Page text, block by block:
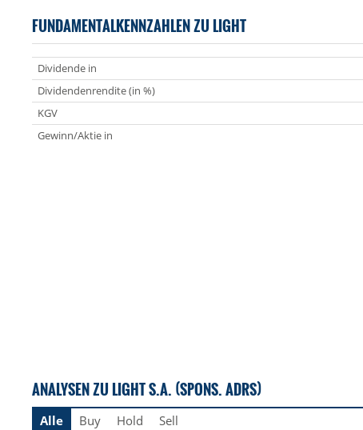
FUNDAMENTALKENNZAHLEN ZU LIGHT
Dividende in
Dividendenrendite (in %)
KGV
Gewinn/Aktie in
ANALYSEN ZU LIGHT S.A. (SPONS. ADRS)
Alle Buy Hold Sell